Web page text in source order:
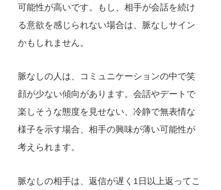
可能性が高いです。もし、相手が会話を続け
る意欲を感じられない場合は、脈なしサイン
かもしれません。
脈なしの人は、コミュニケーションの中で笑
顔が少ない傾向があります。会話やデートで
楽しそうな態度を見せない、冷静で無表情な
様子を示す場合、相手の興味が薄い可能性が
考えられます。
脈なしの相手は、返信が遅く1日以上返ってこ